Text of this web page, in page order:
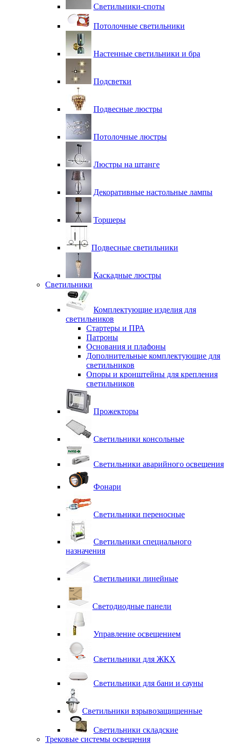
Светильники-споты
Потолочные светильники
Настенные светильники и бра
Подсветки
Подвесные люстры
Потолочные люстры
Люстры на штанге
Декоративные настольные лампы
Торшеры
Подвесные светильники
Каскадные люстры
Светильники
Комплектующие изделия для
светильников
Стартеры и ПРА
Патроны
Основания и плафоны
Дополнительные комплектующие для
светильников
Опоры и кронштейны для крепления
светильников
Прожекторы
Светильники консольные
Светильники аварийного освещения
Фонари
Светильники переносные
Светильники специального
назначения
Светильники линейные
Светодиодные панели
Управление освещением
Светильники для ЖКХ
Светильники для бани и сауны
Светильники взрывозащищенные
Светильники складские
Трековые системы освещения